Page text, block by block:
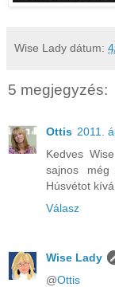
Wise Lady dátum:
5 megjegyzés:
Ottis 2011.
Kedves
sajnos
Húsvétot
Válasz
Wise Lady
@Ottis